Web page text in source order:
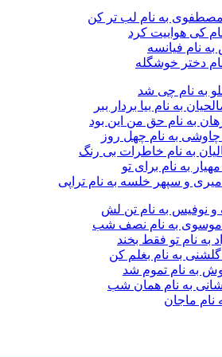
حمیدی
1
مصطفوی به نام لب تر کن
نام کی هواییت کرد
نام فیانسه
دختر خوشگله
به نام چی شد
به نام بیا بردار ببر
به نام حق من این بود
به نام چهل روز
به نام خاطرات بی رنگ
به نام برای تو
میری و سپهر خلسه به نام تراپی
و نوفیس به نام تن لش
موسوی به نام نصف شب
به نام تو فقط بخند
به نام بغلم کن
به نام تموم شد
به نام همان شب
نام ماجان